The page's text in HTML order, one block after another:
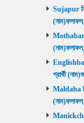
Sujapur
Mothabari
প্রার্থী
Maldaha